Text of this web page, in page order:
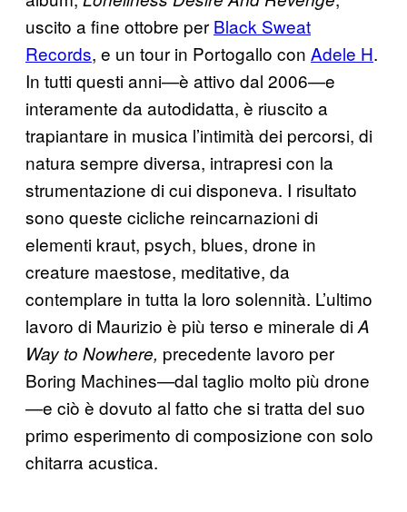
uscito a fine ottobre per Black Sweat
Records, e un tour in Portogallo con Adele H.
In tutti questi anni—è attivo dal 2006—e
interamente da autodidatta, è riuscito a
trapiantare in musica l’intimità dei percorsi, di
natura sempre diversa, intrapresi con la
strumentazione di cui disponeva. I risultato
sono queste cicliche reincarnazioni di
elementi kraut, psych, blues, drone in
creature maestose, meditative, da
contemplare in tutta la loro solennità. L’ultimo
lavoro di Maurizio è più terso e minerale diA
Way to Nowhere, precedente lavoro per
Boring Machines—dal taglio molto più drone
—e ciò è dovuto al fatto che si tratta del suo
primo esperimento di composizione con solo
chitarra acustica.